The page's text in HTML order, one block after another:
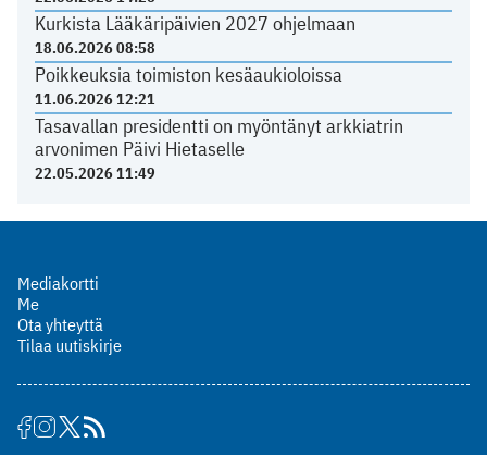
Kurkista Lääkäripäivien 2027 ohjelmaan
18.06.2026 08:58
Poikkeuksia toimiston kesäaukioloissa
11.06.2026 12:21
Tasavallan presidentti on myöntänyt arkkiatrin
arvonimen Päivi Hietaselle
22.05.2026 11:49
Mediakortti
Me
Ota yhteyttä
Tilaa uutiskirje